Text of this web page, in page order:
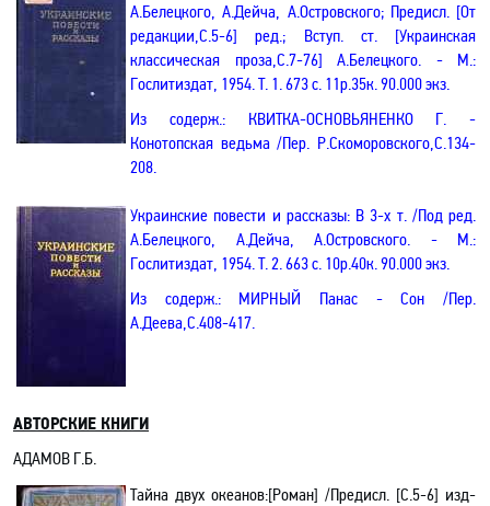
А.Белецкого, А.Дейча, А.Островского; Предисл. [От
редакции,С.5-6] ред.; Вступ. ст. [Украинская
классическая проза,С.7-76] А.Белецкого. - М.:
Гослитиздат, 1954. Т. 1. 673 с. 11р.35к. 90.000 экз.
Из содерж.: КВИТКА-ОСНОВЬЯНЕНКО Г. -
Конотопская ведьма /Пер. Р.Скоморовского,С.134-
208.
Украинские повести и рассказы: В 3-х т. /Под ред.
А.Белецкого, А.Дейча, А.Островского. - М.:
Гослитиздат, 1954. Т. 2. 663 с. 10р.40к. 90.000 экз.
Из содерж.: МИРНЫЙ Панас - Сон /Пер.
А.Деева,С.408-417.
АВТОРСКИЕ КНИГИ
АДАМОВ Г.Б.
Тайна двух океанов:[Роман] /Предисл. [С.5-6] изд-